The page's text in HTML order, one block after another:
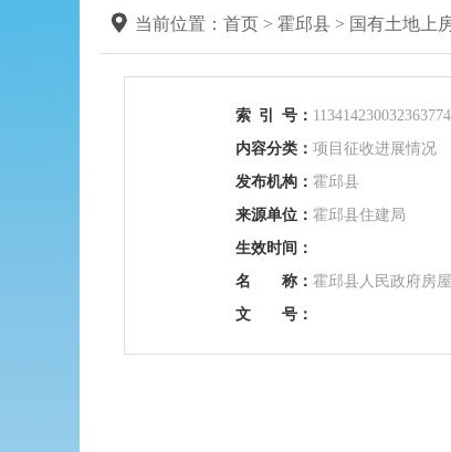
当前位置： 首页 > 霍邱县 > 国有土地上
索 引 号：
内容分类： 项目征收进展情况
发布机构： 霍邱县
来源单位： 霍邱县住建局
生效时间：
名 称： 霍邱县人民政府房
文 号：